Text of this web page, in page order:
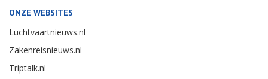
ONZE WEBSITES
Luchtvaartnieuws.nl
Zakenreisnieuws.nl
Triptalk.nl